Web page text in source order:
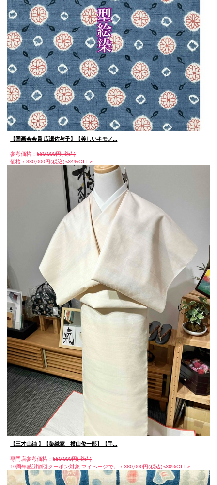
【国画会会員 広瀬佐与子】【美しいキモノ...
参考価格：580,000円(税込)
価格：380,000円(税込)<34%OFF>
【三才山紬 】【染織家 横山俊一郎】【手...
専門店参考価格：550,000円(税込)
10周年感謝割引クーポン対象 マイページで。：380,000円(税込)<30%OFF>